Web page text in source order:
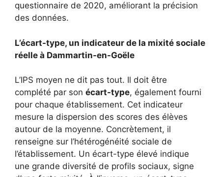
questionnaire de 2020, améliorant la précision
des données.
L’écart-type, un indicateur de la mixité sociale
réelle à Dammartin-en-Goële
L’IPS moyen ne dit pas tout. Il doit être
complété par son écart-type, également fourni
pour chaque établissement. Cet indicateur
mesure la dispersion des scores des élèves
autour de la moyenne. Concrètement, il
renseigne sur l’hétérogénéité sociale de
l’établissement. Un écart-type élevé indique
une grande diversité de profils sociaux, signe